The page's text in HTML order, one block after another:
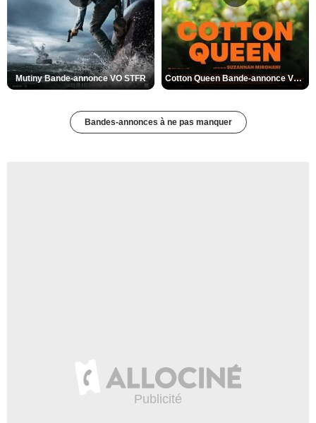
Mutiny Bande-annonce VO STFR Cotton Queen Bande-annonce VO STFR
Bandes-annonces à ne pas manquer